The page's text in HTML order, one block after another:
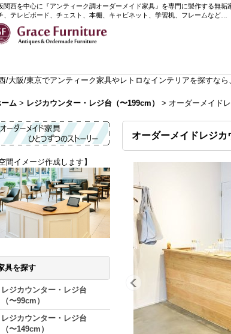
関西を中心に『アンティーク調オーダーメイド家具』を専門に製作する無
、テレビボード、チェスト、本棚、キャビネット、学習机、フレームなど…
/大阪/東京でアンティーク家具やレトロなインテリアを探すな
ム > レジカウンター・レジ台（〜199cm） > オーダーメイド
空間イメージ作成します】
具を探す
レジカウンター・レジ台
（〜99cm）
レジカウンター・レジ台
（〜149cm）
オーダーメイドレジ